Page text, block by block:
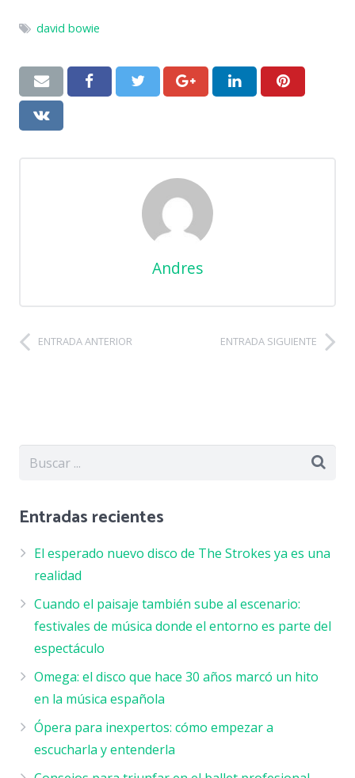
david bowie
Andres
ENTRADA ANTERIOR ENTRADA SIGUIENTE
Entradas recientes
El esperado nuevo disco de The Strokes ya es una
realidad
Cuando el paisaje también sube al escenario:
festivales de música donde el entorno es parte del
espectáculo
Omega: el disco que hace 30 años marcó un hito
en la música española
Ópera para inexpertos: cómo empezar a
escucharla y entenderla